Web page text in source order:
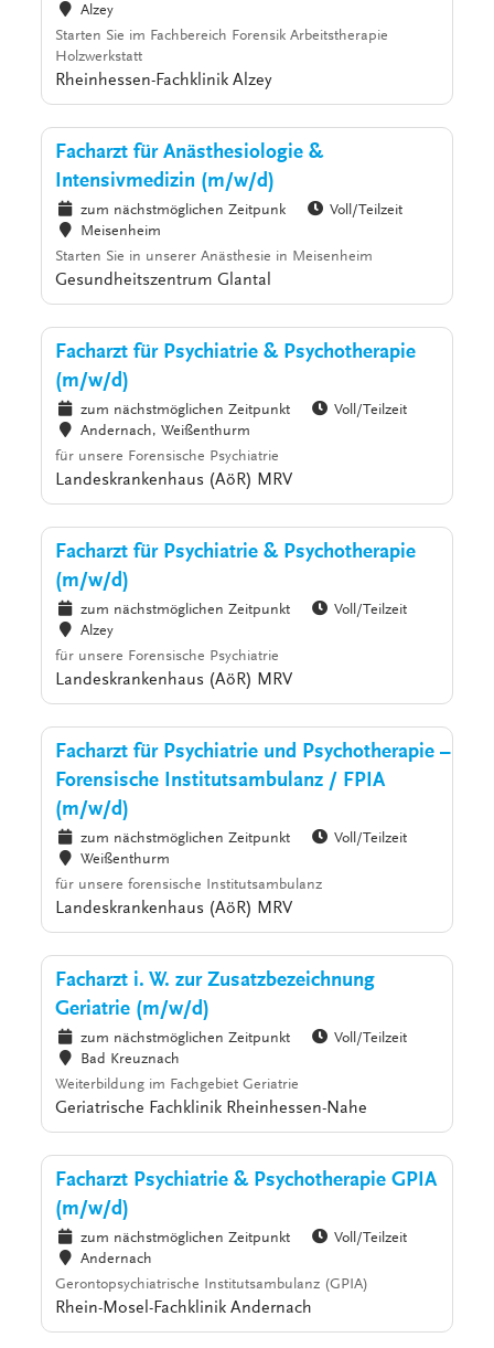
Alzey
Starten Sie im Fachbereich Forensik Arbeitstherapie
Holzwerkstatt
Rheinhessen-Fachklinik Alzey
Facharzt für Anästhesiologie &
Intensivmedizin (m/w/d)
zum nächstmöglichen Zeitpunk
Voll/Teilzeit
Meisenheim
Starten Sie in unserer Anästhesie in Meisenheim
Gesundheitszentrum Glantal
Facharzt für Psychiatrie & Psychotherapie
(m/w/d)
zum nächstmöglichen Zeitpunkt
Voll/Teilzeit
Andernach, Weißenthurm
für unsere Forensische Psychiatrie
Landeskrankenhaus (AöR) MRV
Facharzt für Psychiatrie & Psychotherapie
(m/w/d)
zum nächstmöglichen Zeitpunkt
Voll/Teilzeit
Alzey
für unsere Forensische Psychiatrie
Landeskrankenhaus (AöR) MRV
Facharzt für Psychiatrie und Psychotherapie –
Forensische Institutsambulanz / FPIA
(m/w/d)
zum nächstmöglichen Zeitpunkt
Voll/Teilzeit
Weißenthurm
für unsere forensische Institutsambulanz
Landeskrankenhaus (AöR) MRV
Facharzt i. W. zur Zusatzbezeichnung
Geriatrie (m/w/d)
zum nächstmöglichen Zeitpunkt
Voll/Teilzeit
Bad Kreuznach
Weiterbildung im Fachgebiet Geriatrie
Geriatrische Fachklinik Rheinhessen-Nahe
Facharzt Psychiatrie & Psychotherapie GPIA
(m/w/d)
zum nächstmöglichen Zeitpunkt
Voll/Teilzeit
Andernach
Gerontopsychiatrische Institutsambulanz (GPIA)
Rhein-Mosel-Fachklinik Andernach